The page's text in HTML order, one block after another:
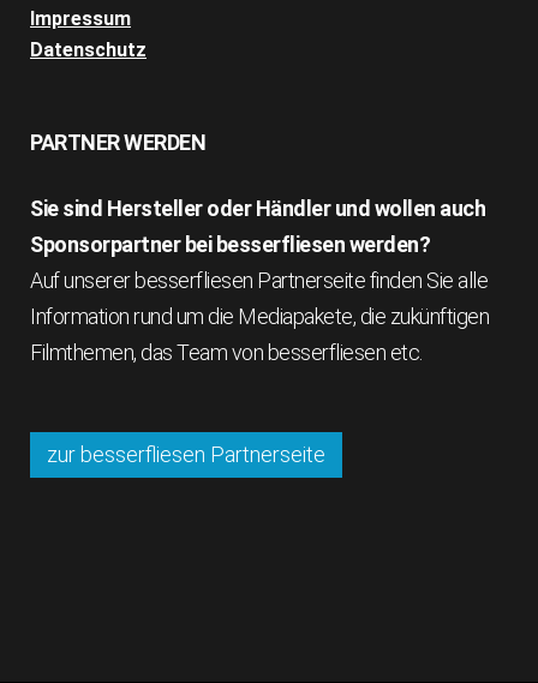
Impressum
Datenschutz
PARTNER WERDEN
Sie sind Hersteller oder Händler und wollen auch
Sponsorpartner bei besserfliesen werden?
Auf unserer besserfliesen Partnerseite finden Sie alle
Information rund um die Mediapakete, die zukünftigen
Filmthemen, das Team von besserfliesen etc.
zur besserfliesen Partnerseite